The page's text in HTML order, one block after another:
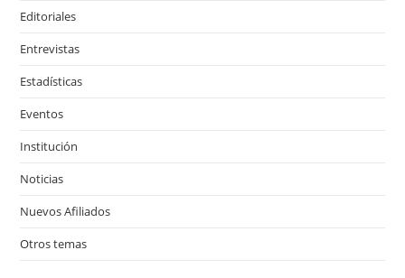
Editoriales
Entrevistas
Estadísticas
Eventos
Institución
Noticias
Nuevos Afiliados
Otros temas